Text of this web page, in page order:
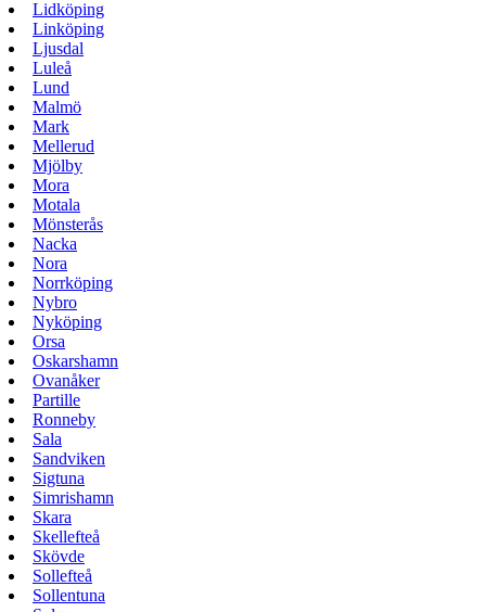
Lidköping
Linköping
Ljusdal
Luleå
Lund
Malmö
Mark
Mellerud
Mjölby
Mora
Motala
Mönsterås
Nacka
Nora
Norrköping
Nybro
Nyköping
Orsa
Oskarshamn
Ovanåker
Partille
Ronneby
Sala
Sandviken
Sigtuna
Simrishamn
Skara
Skellefteå
Skövde
Sollefteå
Sollentuna